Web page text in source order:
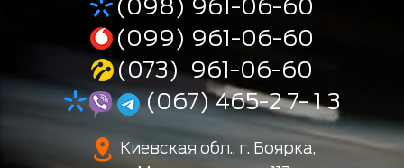
(098) 961-06-60
(099) 961-06-60
(073) 961-06-60
(067) 465-2 7- 1 3
Киевская обл., г. Боярка,